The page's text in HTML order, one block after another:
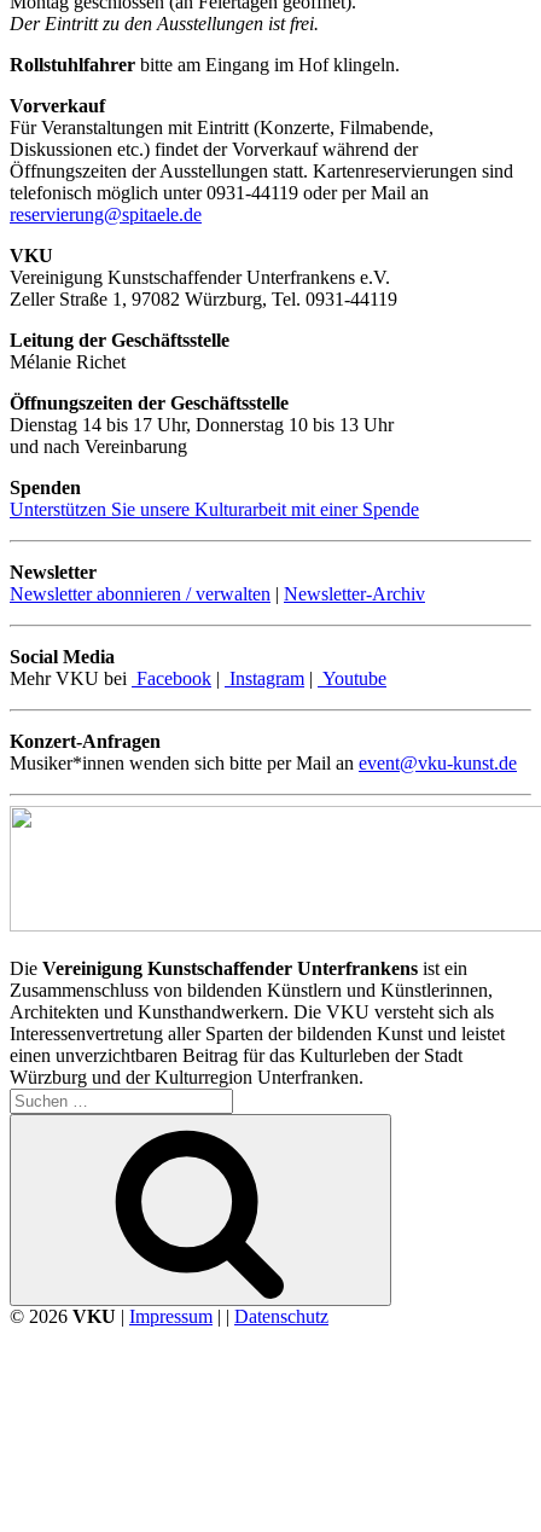
Der Eintritt zu den Ausstellungen ist frei.
Rollstuhlfahrer bitte am Eingang im Hof klingeln.
Vorverkauf
Für Veranstaltungen mit Eintritt (Konzerte, Filmabende,
Diskussionen etc.) findet der Vorverkauf während der
Öffnungszeiten der Ausstellungen statt. Kartenreservierungen sind
telefonisch möglich unter 0931-44119 oder per Mail an
reservierung@spitaele.de
VKU
Vereinigung Kunstschaffender Unterfrankens e.V.
Zeller Straße 1, 97082 Würzburg, Tel. 0931-44119
Leitung der Geschäftsstelle
Mélanie Richet
Öffnungszeiten der Geschäftsstelle
Dienstag 14 bis 17 Uhr, Donnerstag 10 bis 13 Uhr
und nach Vereinbarung
Spenden
Unterstützen Sie unsere Kulturarbeit mit einer Spende
Newsletter
Newsletter abonnieren / verwalten | Newsletter-Archiv
Social Media
Mehr VKU bei Facebook | Instagram | Youtube
Konzert-Anfragen
Musiker*innen wenden sich bitte per Mail an event@vku-kunst.de
Die Vereinigung Kunstschaffender Unterfrankens ist ein
Zusammenschluss von bildenden Künstlern und Künstlerinnen,
Architekten und Kunsthandwerkern. Die VKU versteht sich als
Interessenvertretung aller Sparten der bildenden Kunst und leistet
einen unverzichtbaren Beitrag für das Kulturleben der Stadt
Würzburg und der Kulturregion Unterfranken.
Suchen
nach:
© 2026 VKU | Impressum | | Datenschutz